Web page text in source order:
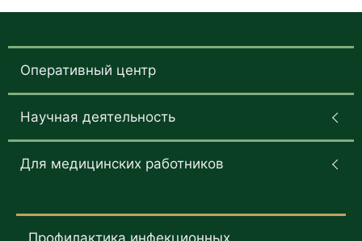
Оперативный центр
Научная деятельность
Для медицинских работников